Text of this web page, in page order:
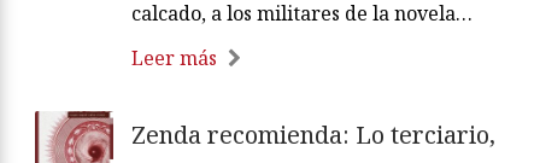
calcado, a los militares de la novela…
Leer más
Zenda recomienda: Lo terciario,